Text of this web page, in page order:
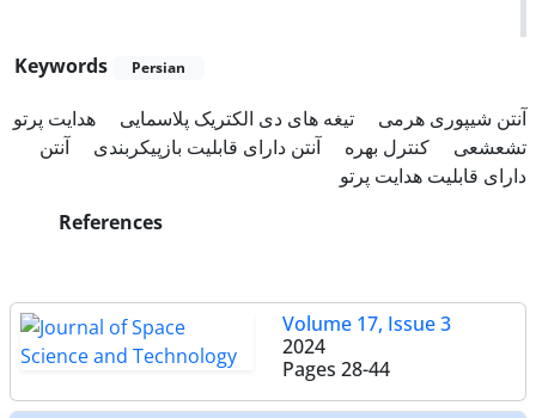
Keywords Persian
آنتن شیپوری هرمی تیغه های دی الکتریک پلاسمایی
هدایت پرتو
تشعشعی
کنترل بهره آنتن دارای قابلیت بازپیکربندی
آنتن
دارای قابلیت هدایت پرتو
References
Volume 17, Issue 3
2024
Pages 28-44